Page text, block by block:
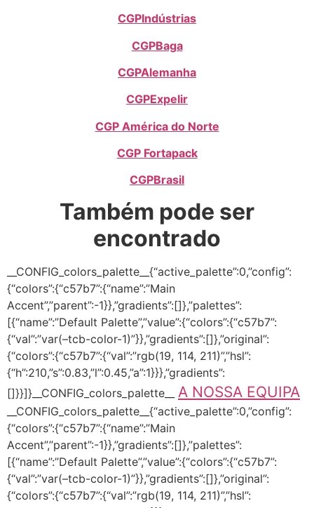
CGPIndústrias
CGPBaga
CGPAlemanha
CGPExpelir
CGP América do Norte
CGP Fortapack
CGPBrasil
Também pode ser
encontrado
__CONFIG_colors_palette__{“active_palette”:0,”config”:
{“colors”:{“c57b7”:{“name”:”Main
Accent”,”parent”:-1}},”gradients”:[]},”palettes”:
[{“name”:”Default Palette”,”value”:{“colors”:{“c57b7”:
{“val”:”var(–tcb-color-1)”}},”gradients”:[]},”original”:
{“colors”:{“c57b7”:{“val”:”rgb(19, 114, 211)”,”hsl”:
{“h”:210,”s”:0.83,”l”:0.45,”a”:1}}},”gradients”:
[]}}]}__CONFIG_colors_palette__ A NOSSA EQUIPA
__CONFIG_colors_palette__{“active_palette”:0,”config”:
{“colors”:{“c57b7”:{“name”:”Main
Accent”,”parent”:-1}},”gradients”:[]},”palettes”:
[{“name”:”Default Palette”,”value”:{“colors”:{“c57b7”:
{“val”:”var(–tcb-color-1)”}},”gradients”:[]},”original”:
{“colors”:{“c57b7”:{“val”:”rgb(19, 114, 211)”,”hsl”: